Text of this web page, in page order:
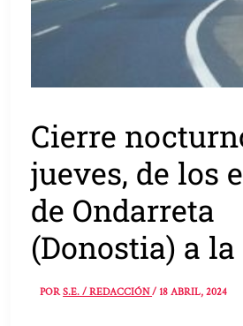
Cierre
jueves, de los
de Ondarreta
(Donostia) a la
PORS.E. / REDACCIÓN/18 ABRIL, 2024